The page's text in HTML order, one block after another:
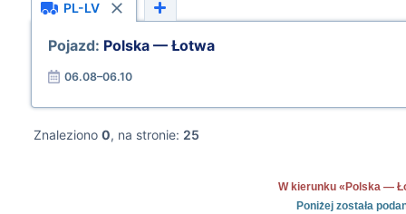
PL-LV
Pojazd: Polska — Łotwa
06.08–06.10
Znaleziono 0, na stronie: 25
W kierunku «Polska —
Poniżej została